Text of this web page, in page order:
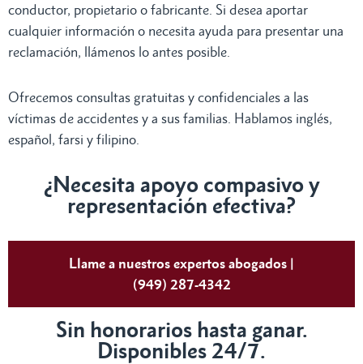
conductor, propietario o fabricante. Si desea aportar
cualquier información o necesita ayuda para presentar una
reclamación, llámenos lo antes posible.
Ofrecemos consultas gratuitas y confidenciales a las
víctimas de accidentes y a sus familias. Hablamos inglés,
español, farsi y filipino.
¿Necesita apoyo compasivo y
representación efectiva?
Llame a nuestros expertos abogados |
(949) 287-4342
Sin honorarios hasta ganar.
Disponibles 24/7.